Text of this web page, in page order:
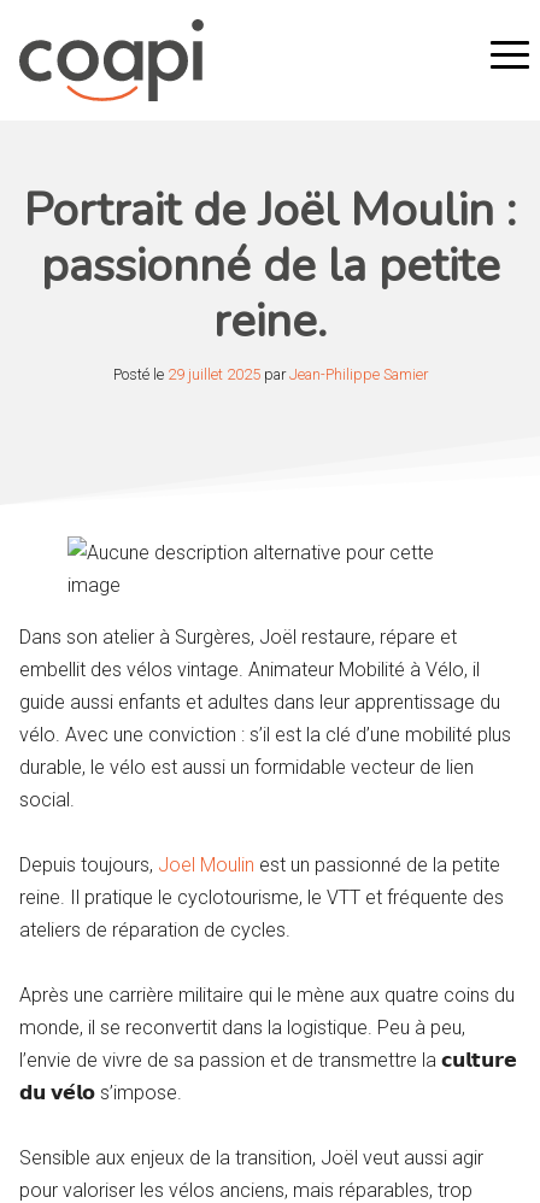
Portrait de Joël Moulin :
passionné de la petite
reine.
Posté le 29 juillet 2025parJean-Philippe Samier
Dans son atelier à Surgères, Joël restaure, répare et
embellit des vélos vintage. Animateur Mobilité à Vélo, il
guide aussi enfants et adultes dans leur apprentissage du
vélo. Avec une conviction : s’il est la clé d’une mobilité plus
durable, le vélo est aussi un formidable vecteur de lien
social.
Depuis toujours, Joel Moulin est un passionné de la petite
reine. Il pratique le cyclotourisme, le VTT et fréquente des
ateliers de réparation de cycles.
Après une carrière militaire qui le mène aux quatre coins du
monde, il se reconvertit dans la logistique. Peu à peu,
l’envie de vivre de sa passion et de transmettre la 𝗰𝘂𝗹𝘁𝘂𝗿𝗲
𝗱𝘂 𝘃𝗲́𝗹𝗼 s’impose.
Sensible aux enjeux de la transition, Joël veut aussi agir
pour valoriser les vélos anciens, mais réparables, trop